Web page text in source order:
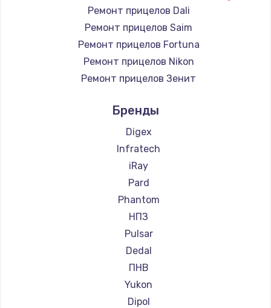
Ремонт прицелов Dali
Ремонт прицелов Saim
Ремонт прицелов Fortuna
Ремонт прицелов Nikon
Ремонт прицелов Зенит
Ремонт прицелов Artelv
Ремонт прицелов Hakko
Ремонт прицелов HALES
Ремонт прицелов Leica
Ремонт прицелов Vector Optics
Ремонт прицелов Carl Zeiss
Ремонт прицелов Zeiss
Ремонт прицелов AGM Global Vision
Ремонт прицелов Pilad
Ремонт прицелов Arkon
Ремонт прицелов ANYSMART
Ремонт прицелов FLIR
Бренды
Digex
Infratech
iRay
Pard
Phantom
НПЗ
Pulsar
Dedal
ПНВ
Yukon
Dipol